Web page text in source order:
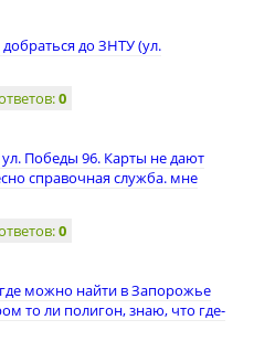
до ЗНТУ (ул.
0
Победы 96. Карты не дают
справочная служба. мне
0
можно найти в Запорожье
то ли полигон, знаю, что где-